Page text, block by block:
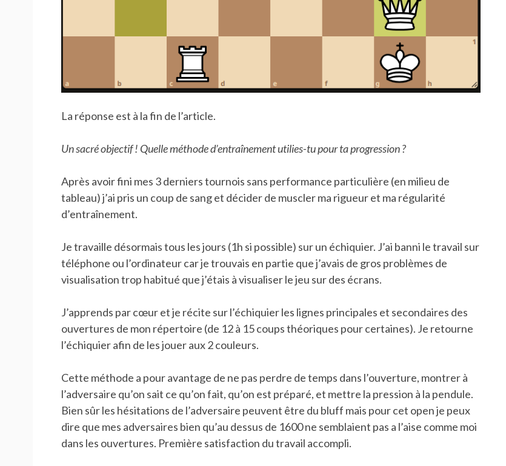
La réponse est à la fin de l’article.
Un sacré objectif ! Quelle méthode d’entraînement utilies-tu pour ta progression ?
Après avoir fini mes 3 derniers tournois sans performance particulière (en milieu de
tableau) j’ai pris un coup de sang et décider de muscler ma rigueur et ma régularité
d’entraînement.
Je travaille désormais tous les jours (1h si possible) sur un échiquier. J’ai banni le travail sur
téléphone ou l’ordinateur car je trouvais en partie que j’avais de gros problèmes de
visualisation trop habitué que j’étais à visualiser le jeu sur des écrans.
J’apprends par cœur et je récite sur l’échiquier les lignes principales et secondaires des
ouvertures de mon répertoire (de 12 à 15 coups théoriques pour certaines). Je retourne
l’échiquier afin de les jouer aux 2 couleurs.
Cette méthode a pour avantage de ne pas perdre de temps dans l’ouverture, montrer à
l’adversaire qu’on sait ce qu’on fait, qu’on est préparé, et mettre la pression à la pendule.
Bien sûr les hésitations de l’adversaire peuvent être du bluff mais pour cet open je peux
dire que mes adversaires bien qu’au dessus de 1600 ne semblaient pas a l’aise comme moi
dans les ouvertures. Première satisfaction du travail accompli.